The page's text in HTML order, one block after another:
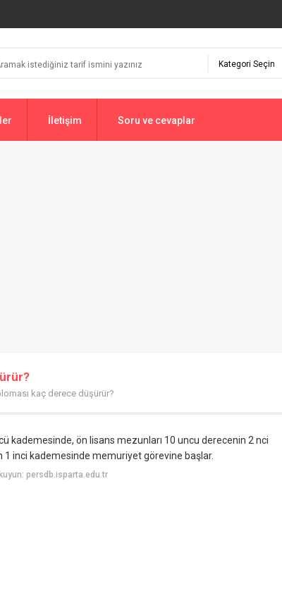
İletişim Soru ve cevaplar
kaç derece düşürür?
kademesinde, ön lisans mezunları 10 uncu derecenin 2 nci
1 inci kademesinde memuriyet görevine başlar.
persdb.isparta.edu.tr